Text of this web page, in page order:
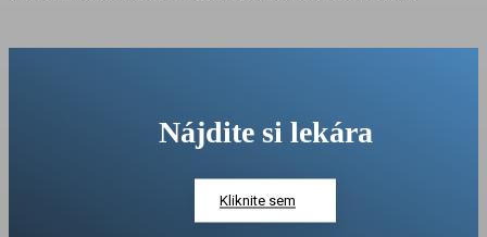
Nájdite si lekára
Kliknite sem